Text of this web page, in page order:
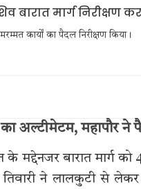
कार्यों का पैदल निरीक्षण किया।
अल्टीमेटम, महापौर ने
मद्देनजर बारात मार्ग
ने लालकुटी से